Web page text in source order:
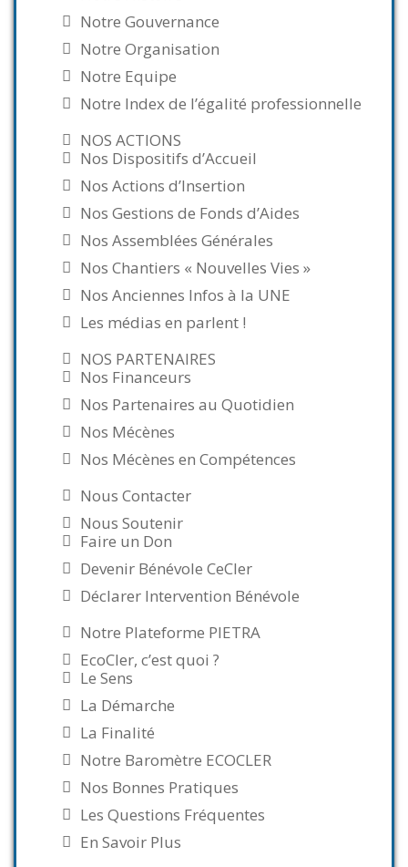
Notre Gouvernance
Notre Organisation
Notre Equipe
Notre Index de l’égalité professionnelle
NOS ACTIONS
Nos Dispositifs d’Accueil
Nos Actions d’Insertion
Nos Gestions de Fonds d’Aides
Nos Assemblées Générales
Nos Chantiers « Nouvelles Vies »
Nos Anciennes Infos à la UNE
Les médias en parlent !
NOS PARTENAIRES
Nos Financeurs
Nos Partenaires au Quotidien
Nos Mécènes
Nos Mécènes en Compétences
Nous Contacter
Nous Soutenir
Faire un Don
Devenir Bénévole CeCler
Déclarer Intervention Bénévole
Notre Plateforme PIETRA
EcoCler, c’est quoi ?
Le Sens
La Démarche
La Finalité
Notre Baromètre ECOCLER
Nos Bonnes Pratiques
Les Questions Fréquentes
En Savoir Plus